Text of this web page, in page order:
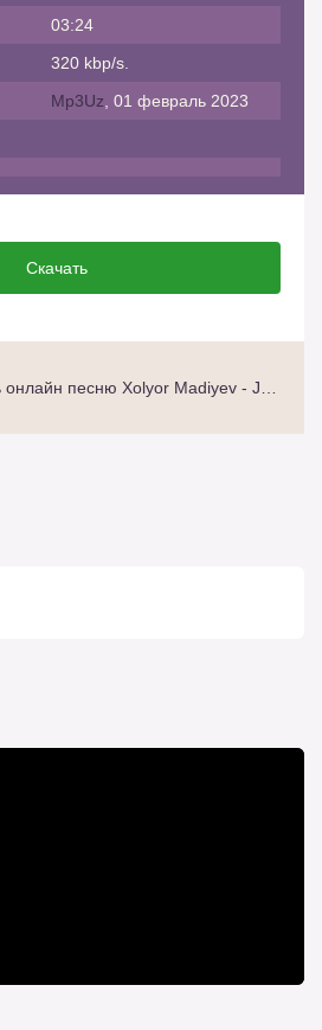
03:24
320 kbp/s.
Mp3Uz , 01 февраль 2023
Скачать